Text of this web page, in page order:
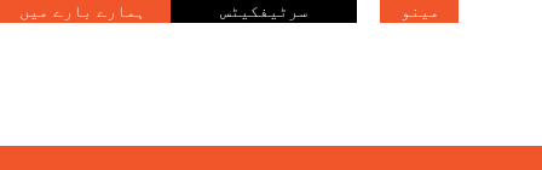
مینو ہمارے بارے میں سرٹیفکیٹس